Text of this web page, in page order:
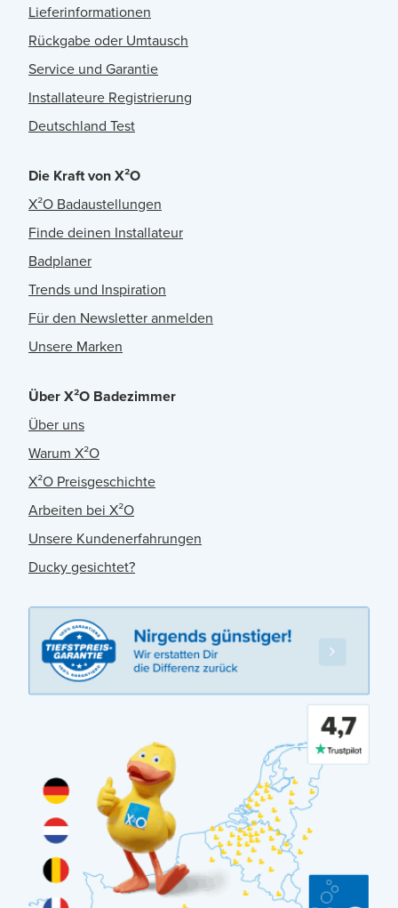
Lieferinformationen
Rückgabe oder Umtausch
Service und Garantie
Installateure Registrierung
Deutschland Test
Die Kraft von X²O
X²O Badaustellungen
Finde deinen Installateur
Badplaner
Trends und Inspiration
Für den Newsletter anmelden
Unsere Marken
Über X²O Badezimmer
Über uns
Warum X²O
X²O Preisgeschichte
Arbeiten bei X²O
Unsere Kundenerfahrungen
Ducky gesichtet?